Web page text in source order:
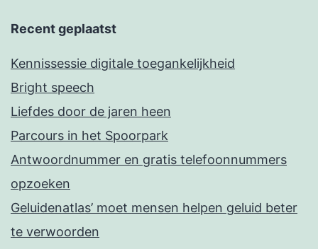
Recent geplaatst
Kennissessie digitale toegankelijkheid
Bright speech
Liefdes door de jaren heen
Parcours in het Spoorpark
Antwoordnummer en gratis telefoonnummers
opzoeken
Geluidenatlas’ moet mensen helpen geluid beter
te verwoorden